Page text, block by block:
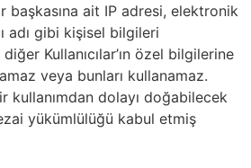
başkasına ait IP adresi, elektronik
adı gibi kişisel bilgileri
Kullanıcılar’ın özel bilgilerine
veya bunları kullanamaz.
kullanımdan dolayı doğabilecek
yükümlülüğü kabul etmiş